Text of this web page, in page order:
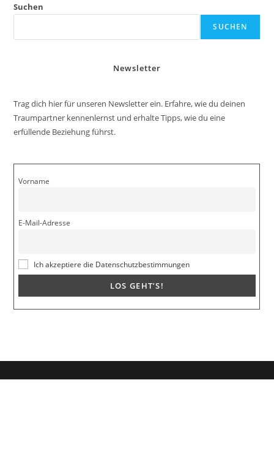
Suchen
SUCHEN
Newsletter
Trag dich hier für unseren Newsletter ein. Erfahre, wie du deinen
Traumpartner kennenlernst und erhalte Tipps, wie du eine
erfüllende Beziehung führst.
Vorname
E-Mail-Adresse
Ich akzeptiere die Datenschutzbestimmungen